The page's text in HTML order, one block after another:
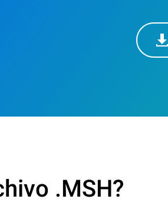
.MSH?